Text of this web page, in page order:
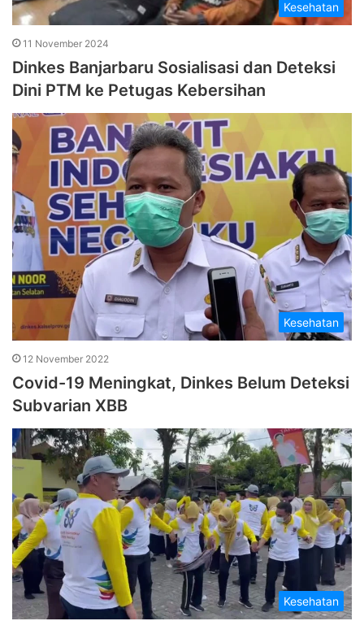
Kesehatan
11 November 2024
Dinkes Banjarbaru Sosialisasi dan Deteksi
Dini PTM ke Petugas Kebersihan
Kesehatan
12 November 2022
Covid-19 Meningkat, Dinkes Belum Deteksi
Subvarian XBB
Kesehatan